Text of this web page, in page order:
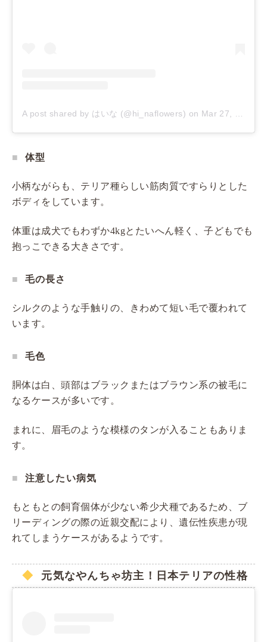
A post shared by はいな (@hi_naflowers) on Mar 27, 2020 at 9:17pm PDT
体型
小柄ながらも、テリア種らしい筋肉質ですらりとした
ボディをしています。
体重は成犬でもわずか4kgとたいへん軽く、子どもでも
抱っこできる大きさです。
毛の長さ
シルクのような手触りの、きわめて短い毛で覆われて
います。
毛色
胴体は白、頭部はブラックまたはブラウン系の被毛に
なるケースが多いです。
まれに、眉毛のような模様のタンが入ることもありま
す。
注意したい病気
もともとの飼育個体が少ない希少犬種であるため、ブ
リーディングの際の近親交配により、遺伝性疾患が現
れてしまうケースがあるようです。
元気なやんちゃ坊主！日本テリアの性格